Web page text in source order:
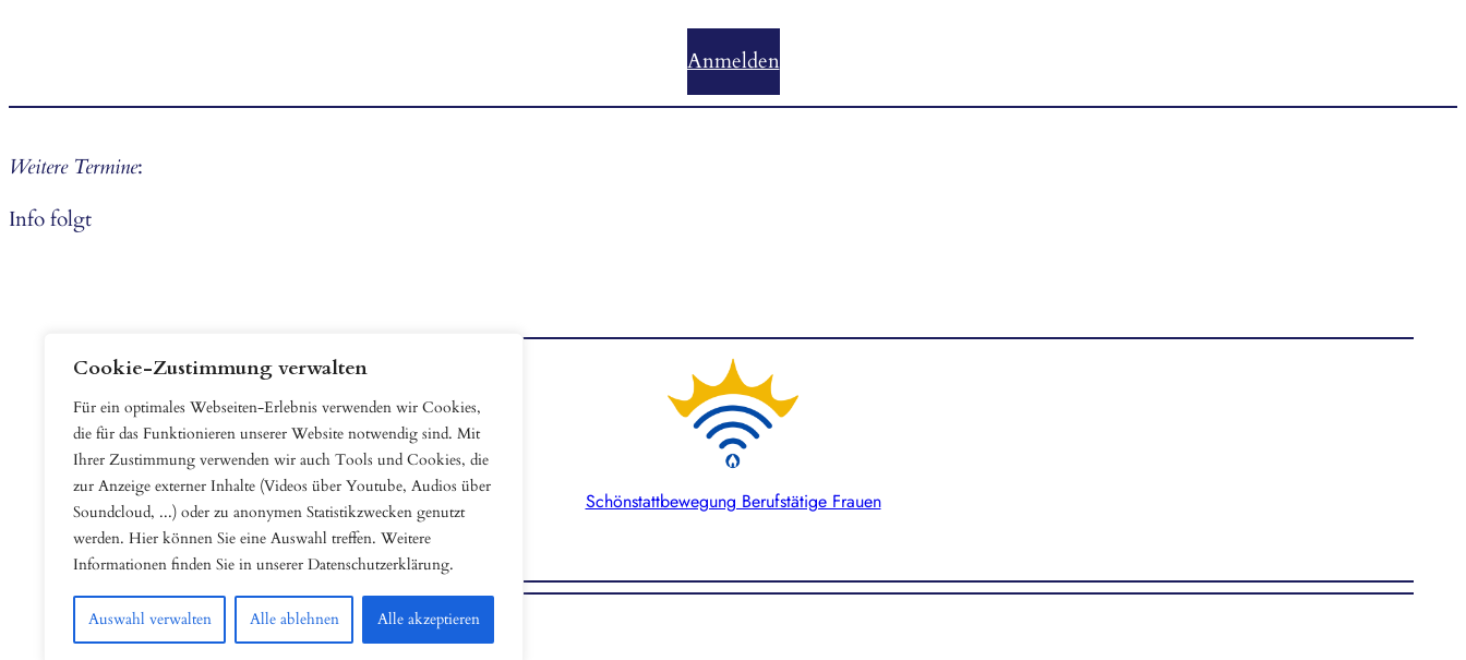
Cookie-Zustimmung verwalten
Für ein optimales Webseiten-Erlebnis verwenden wir Cookies,
die für das Funktionieren unserer Website notwendig sind. Mit
Ihrer Zustimmung verwenden wir auch Tools und Cookies, die
zur Anzeige externer Inhalte (Videos über Youtube, Audios über
Soundcloud, ...) oder zu anonymen Statistikzwecken genutzt
werden. Hier können Sie eine Auswahl treffen. Weitere
Informationen finden Sie in unserer Datenschutzerklärung.
Auswahl verwalten Alle ablehnen Alle akzeptieren
Anmelden
Weitere Termine:
Info folgt
Schönstattbewegung Berufstätige Frauen